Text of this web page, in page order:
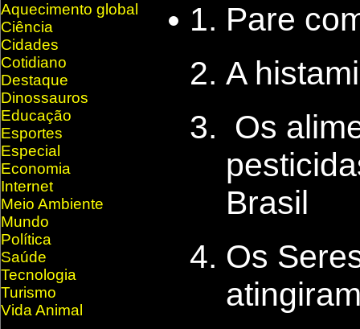
Aquecimento global
Ciência
Cidades
Cotidiano
Destaque
Dinossauros
Educação
Esportes
Especial
Economia
Internet
Meio Ambiente
Mundo
Política
Saúde
Tecnologia
Turismo
Vida Animal
Pare
A
Os
Brasil
Os